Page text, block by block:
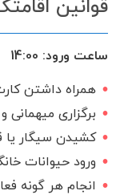
حیاط
ظروف آشپزخانه
اجاق گاز
سرایدار یا نگهبان
قوانین
ساعت ورود: 14:00
همراه داشتن
برگزاری
کشیدن سیگار یا
ورود حیوانات
انجام هر گونه